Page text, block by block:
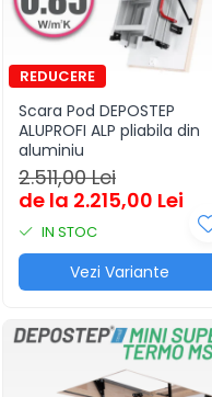
Scara Pod DEPOSTEP
ALUPROFI ALP pliabila din
aluminiu
2.511,00 Lei
de la 2.215,00 Lei
IN STOC
Vezi Variante